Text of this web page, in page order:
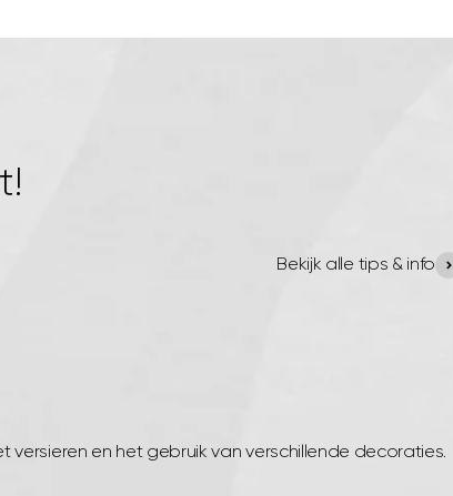
Bekijk alle tips & info
en het gebruik van verschillende decoraties.